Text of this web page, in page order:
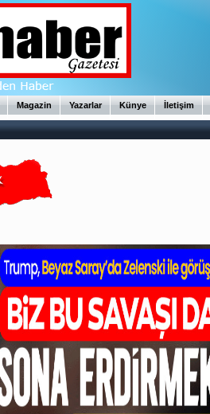
Magazin Yazarlar Künye İletişim